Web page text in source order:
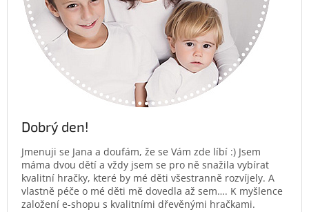
Dobrý den!
Jmenuji se Jana a doufám, že se Vám zde líbí :) Jsem
máma dvou dětí a vždy jsem se pro ně snažila vybírat
kvalitní hračky, které by mé děti všestranně rozvíjely. A
vlastně péče o mé děti mě dovedla až sem…. K myšlence
založení e-shopu s kvalitními dřevěnými hračkami.